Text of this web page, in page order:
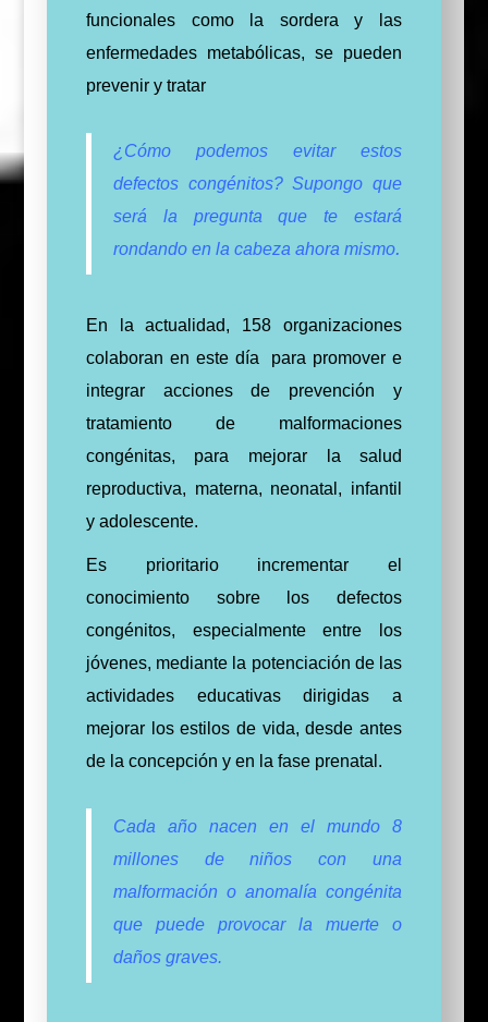
funcionales como la sordera y las
enfermedades metabólicas, se pueden
prevenir y tratar
¿Cómo podemos evitar estos
defectos congénitos? Supongo que
será la pregunta que te estará
rondando en la cabeza ahora mismo.
En la actualidad, 158 organizaciones
colaboran en este día para promover e
integrar acciones de prevención y
tratamiento de malformaciones
congénitas, para mejorar la salud
reproductiva, materna, neonatal, infantil
y adolescente.
Es prioritario incrementar el
conocimiento sobre los defectos
congénitos, especialmente entre los
jóvenes, mediante la potenciación de las
actividades educativas dirigidas a
mejorar los estilos de vida, desde antes
de la concepción y en la fase prenatal.
Cada año nacen en el mundo 8
millones de niños con una
malformación o anomalía congénita
que puede provocar la muerte o
daños graves.